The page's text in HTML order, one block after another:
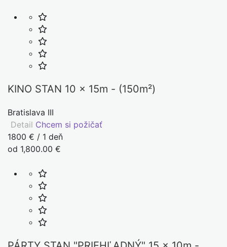
KINO STAN 10 x 15m - (150m²)
Bratislava III
Detail Chcem si požičať
1800 € / 1 deň
od 1,800.00 €